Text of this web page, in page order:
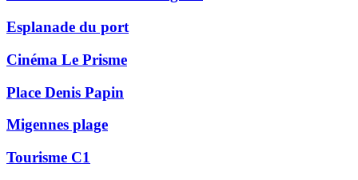
Esplanade du port
Cinéma Le Prisme
Place Denis Papin
Migennes plage
Tourisme C1